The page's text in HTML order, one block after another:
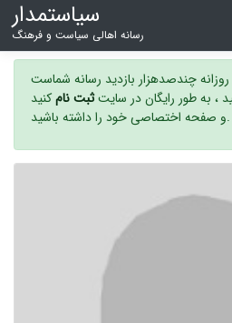
سیاستمدار
رسانه اهالی سیاست و فرهنگ
، به طور رایگان در سایتثبت نامکنید
و صفحه اختصاصی خود را داشته باشید.